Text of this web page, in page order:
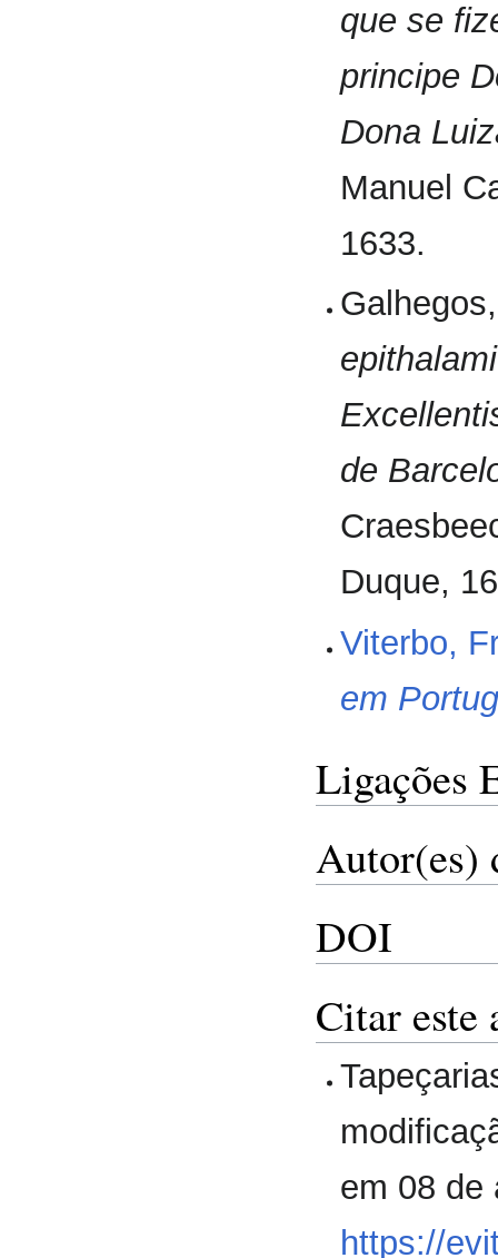
que se
principe
Dona
Manuel
1633.
de
Duque,
Viterbo,
em
Ligações
Autor(es)
DOI
Citar este
em 08 de
https://